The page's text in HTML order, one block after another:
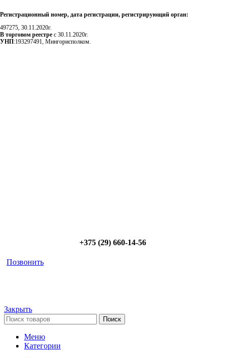
Регистрационный номер, дата регистрации, регистрирующий орган:
497275, 30.11.2020г.
В торговом реестре с 30.11.2020г.
УНП:193297491, Мингорисполком.
+375 (29) 660-14-56
Позвонить
Закрыть
Поиск
Меню
Категории